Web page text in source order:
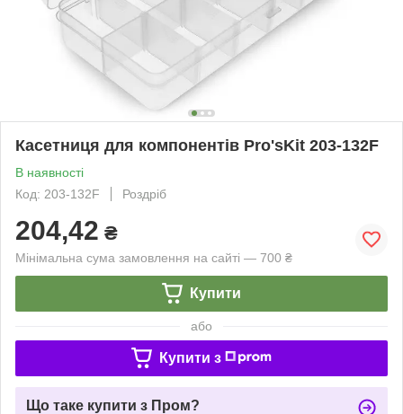
Касетниця для компонентів Pro'sKit 203-132F
В наявності
Код: 203-132F
Роздріб
204,42 ₴
Мінімальна сума замовлення на сайті — 700 ₴
Купити
або
Купити з
Що таке купити з Пром?